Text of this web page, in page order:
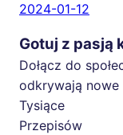
2024-01-12
Gotuj z pasją
Dołącz do
odkrywają nowe
Tysiące
Przepisów